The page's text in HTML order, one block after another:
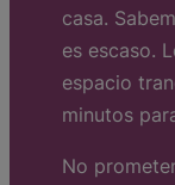
casa.
es escaso.
espacio
minutos
No